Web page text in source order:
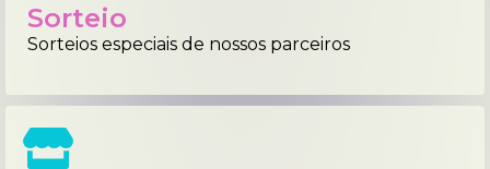
Sorteio
Sorteios especiais de nossos parceiros